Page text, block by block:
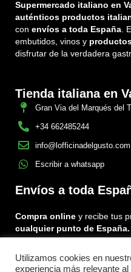
Supermercado italiano en
auténticos productos
con envíos a toda España .
embutidos, vinos y
disfrutar de la verdadera
Tienda italiana en
Gran Via del Marqués del
+34 662485244
info@lofficinadelgusto.com
Escribir a whatsapp
Envíos a toda
Compra online y recibe tus
cualquier punto de España.
Encuéntranos en:
Utilizamos cookies en
experiencia más relevante